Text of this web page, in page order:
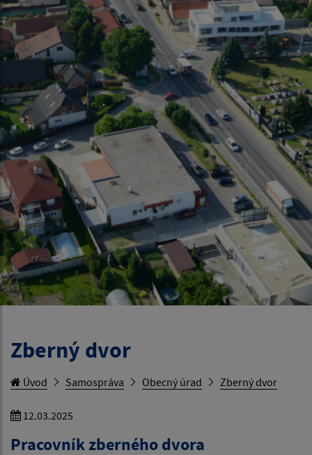
Zberný dvor
Úvod Samospráva Obecný úrad Zberný dvor
12.03.2025
Pracovník zberného dvora